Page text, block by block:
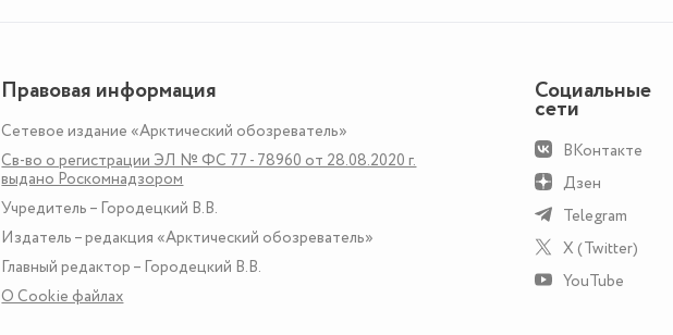
Правовая информация
Сетевое издание «Арктический обозреватель»
Св-во о регистрации ЭЛ № ФС 77 - 78960 от 28.08.2020 г.
выдано Роскомнадзором
Учредитель – Городецкий В.В.
Издатель – редакция «Арктический обозреватель»
Главный редактор – Городецкий В.В.
О Сookie файлах
Социальные
сети
ВКонтакте
Дзен
Telegram
X (Twitter)
YouTube